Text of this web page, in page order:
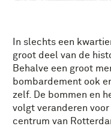
In slechts een
groot deel van de
Behalve een groot
bombardement ook
zelf. De bommen en
volgt veranderen
centrum van